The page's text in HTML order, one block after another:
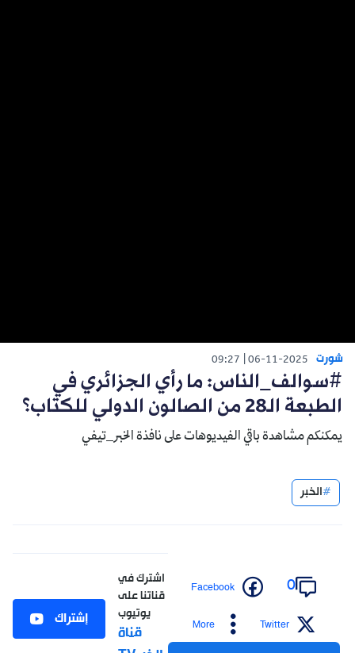
شورت 06-11-2025
09:27
#سوالف_الناس: ما رأي الجزائري في
الطبعة الـ28 من الصالون الدولي للكتاب؟
يمكنكم مشاهدة باقي الفيديوهات على نافذة الخبر_تيفي
الخبر
0
Facebook
Twitter
More
اشترك في
قناتنا على
يوتيوب
قناة
إشتراك